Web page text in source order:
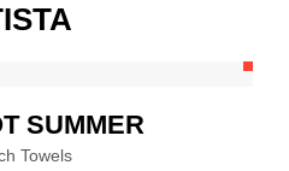
SUMMER
Towels